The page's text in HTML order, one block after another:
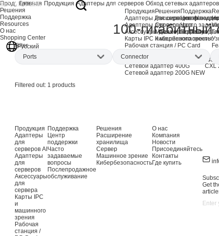
Продукция
Адаптеры для серверов AI
Адаптеры для серверов
Аксессуары для сервера
Карты IPC и машинного зрения
Рабочая станция / PC Card
Сетевые адаптеры AI
Сетевой адаптер 400G
Сетевой адаптер 200G NEW
CXL
Решения
Расширение
Сервер
Машинное зрение
Кибербезопасность
Поддержка
Центр
Часто
Продукция
Решения
Поддержка
Resources
О нас
Shopping Center
Русский
Главная Продукция Адаптеры для серверов Обход сетевых адаптеров
100-гигабитный
Filter
Ports
Dual-port (1)
Connector
Filtered out: 1 products
Продукция
Адаптеры
для
серверов AI
Адаптеры
для
серверов
Аксессуары
для
сервера
Карты IPC
и
машинного
зрения
Рабочая
станция /
Поддержка
Центр
поддержки
Часто
задаваемые
вопросы
Послепродажное
обслуживание
Решения
Расширение
хранилища
Сервер
Машинное зрение
Кибербезопасность
О нас
Компания
Новости
Присоединяйтесь
Контакты
Где купить
Get